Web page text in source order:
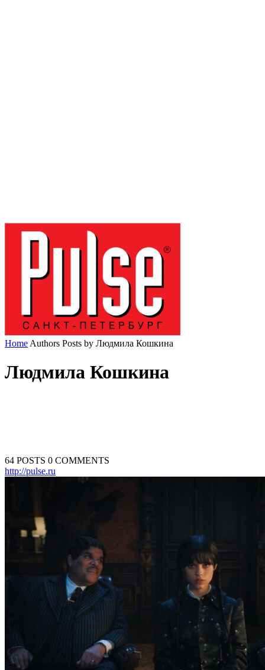
Home Authors Posts by Людмила Кошкина
Людмила Кошкина
64 POSTS 0 COMMENTS
http://pulse.ru